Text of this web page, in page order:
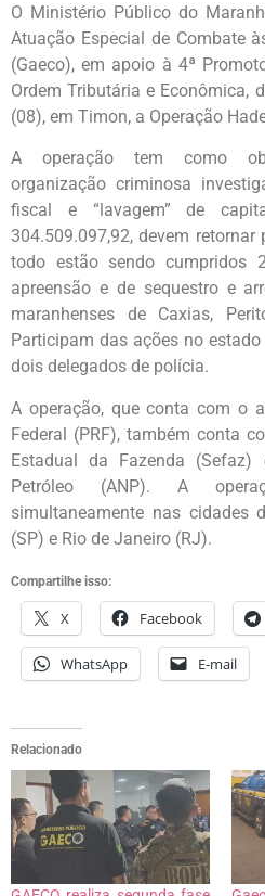
O Ministério Público do
Atuação Especial de Combate
(Gaeco), em apoio à 4ª
Ordem Tributária e Econômica,
(08), em Timon, a Operação
A operação tem como
organização criminosa
fiscal e “lavagem” de
304.509.097,92, devem
todo estão sendo cumpridos
apreensão e de sequestro e
maranhenses de Caxias,
Participam das ações no
dois delegados de polícia.
A operação, que conta com o
Federal (PRF), também conta
Estadual da Fazenda
Petróleo (ANP). A
simultaneamente nas cidades
(SP) e Rio de Janeiro (RJ).
Compartilhe isso:
X Facebook
WhatsApp E-mail
Relacionado